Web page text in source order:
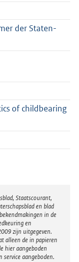
der Staten-
of childbearing
Staatscourant,
en blad
in de
en
zijn uitgegeven.
alleen de in papieren
hier aangeboden
service aangeboden.